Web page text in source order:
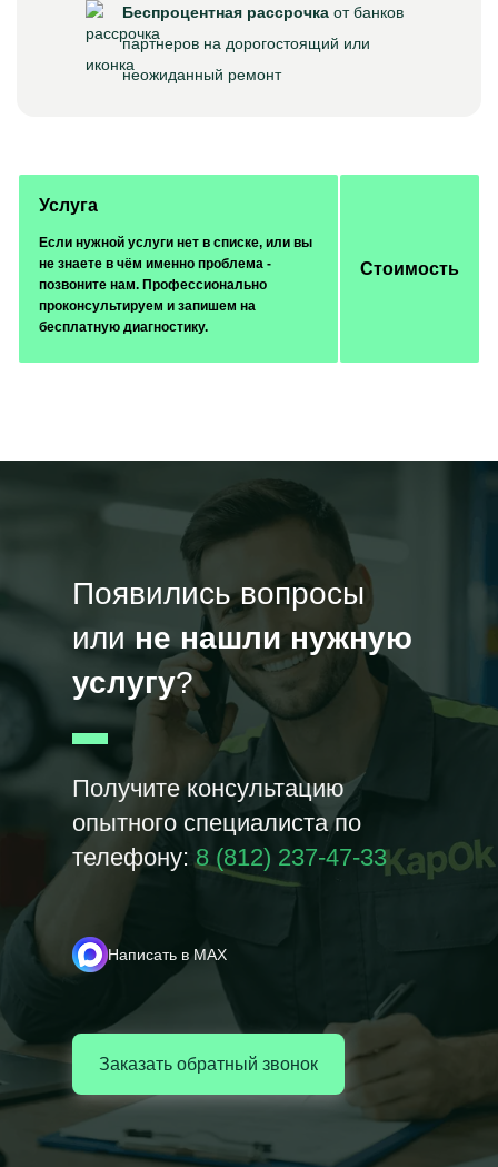
Беспроцентная рассрочка от банков
партнеров на дорогостоящий или
неожиданный ремонт
Услуга
Если нужной услуги нет в списке, или вы
не знаете в чём именно проблема -
позвоните нам. Профессионально
проконсультируем и запишем на
бесплатную диагностику.
Стоимость
Появились вопросы
илине нашли нужную
услугу?
Получите консультацию
опытного специалиста по
телефону:8 (812) 237-47-33
Написать в MAX
Заказать обратный звонок